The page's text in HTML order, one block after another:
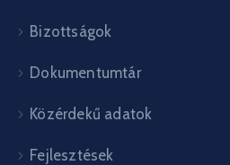
Bizottságok
Dokumentumtár
Közérdekű adatok
Fejlesztések